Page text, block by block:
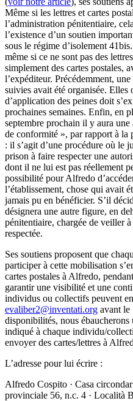
Même si les lettres et cartes
l’administration pénitentiaire,
l’existence d’un soutien
sous le régime d’isolement
même si ce ne sont pas des
simplement des cartes postales,
l’expéditeur. Précédemment,
suivies avait été organisée. Elles
d’application des peines doit
prochaines semaines. Enfin, en
septembre prochain il y aura
de conformité », par rapport à la
: il s’agit d’une procédure où le
prison à faire respecter une
dont il ne lui est pas réellement
possibilité pour Alfredo
l’établissement, chose qui avait
jamais pu en bénéficier. S’il
désignera une autre figure, en
pénitentiaire, chargée de veiller
respectée.
Ses soutiens proposent que
participer à cette mobilisation
cartes postales à Alfredo,
garantir une visibilité et une
individus ou collectifs peuvent
evaliber2@inventati.org avant le
disponibilités, nous
indiqué à chaque individu/
envoyer des cartes/lettres à
L’adresse pour lui écrire :
Alfredo Cospito · Casa
provinciale 56, n.c. 4 · Località